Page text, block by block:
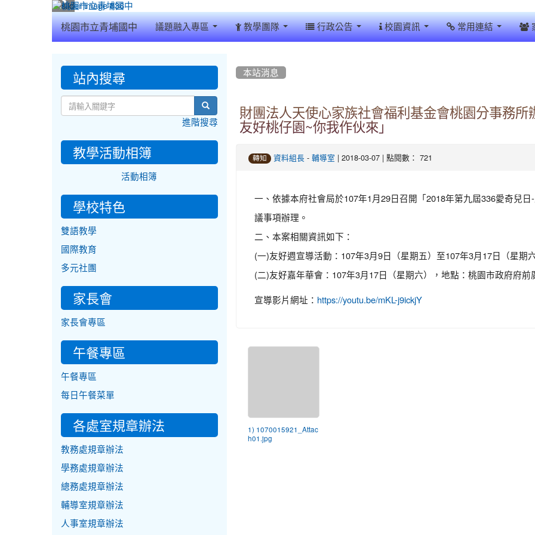
桃園市立青埔國中 議題融入專區 教學團隊 行政公告 校園資訊 常用連結
本站消息
財團法人天使心家族社會福利基金會桃園分事務
友好桃仔園~你我作伙來」
轉知 資料組長- 輔導室 | 2018-03-07 | 點閱數： 721
一、依據本府社會局於107年1月29日召開「2018年第九屆336愛奇兒
議事項辦理。
二、本案相關資訊如下：
(一)友好週宣導活動：107年3月9日（星期五）至107年3月17日（星期
(二)友好嘉年華會：107年3月17日（星期六），地點：桃園市政府府前
宣導影片網址： https://youtu.be/mKL-j9ickjY
1) 1070015921_Attac
h01.jpg
::: 站內搜尋
search
進階搜尋
教學活動相簿
活動相簿
學校特色
雙語教學
國際教育
多元社團
家長會
家長會專區
午餐專區
午餐專區
每日午餐菜單
各處室規章辦法
教務處規章辦法
學務處規章辦法
總務處規章辦法
輔導室規章辦法
人事室規章辦法